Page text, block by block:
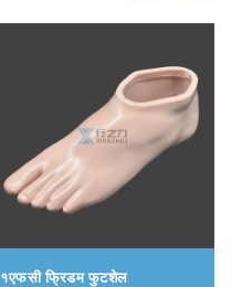
१एफसी फ्रिडम फुटशेल